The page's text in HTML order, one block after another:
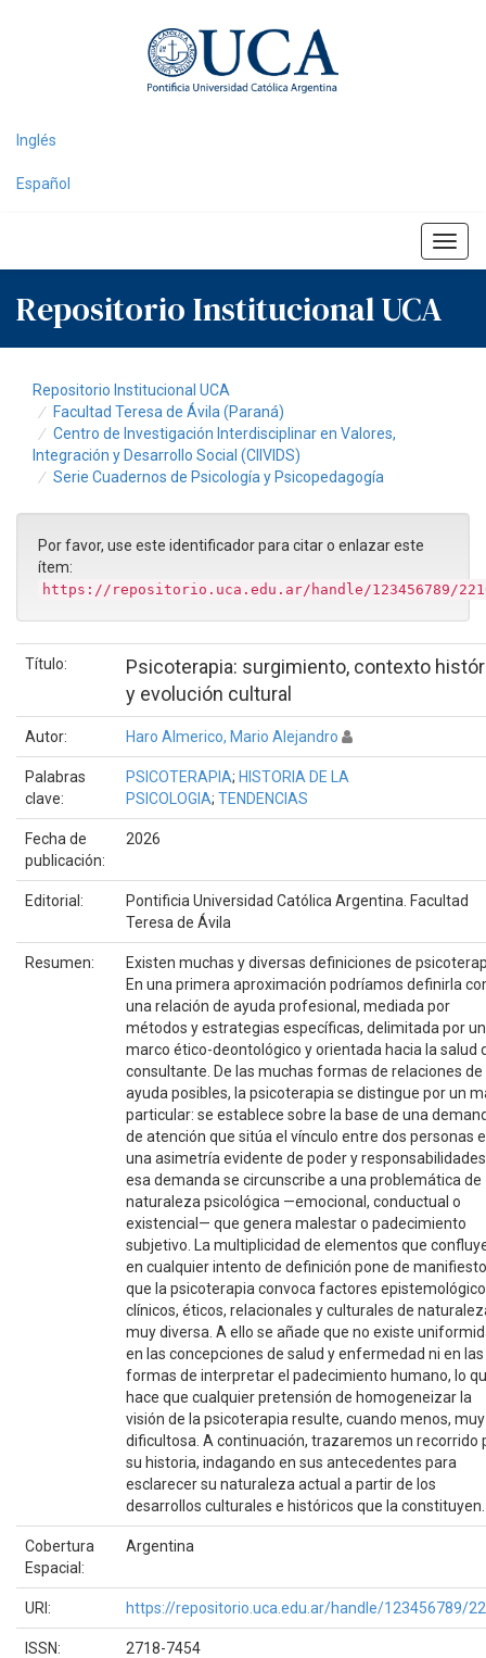
Inglés
Español
Repositorio Institucional UCA
Repositorio Institucional UCA
Facultad Teresa de Ávila (Paraná)
Centro de Investigación Interdisciplinar en Valores,
Integración y Desarrollo Social (CIIVIDS)
Serie Cuadernos de Psicología y Psicopedagogía
Por favor, use este identificador para citar o enlazar este
ítem:
https://repositorio.uca.edu.ar/handle/123456789/
Título:
Psicoterapia: surgimiento, contexto
y evolución cultural
Autor: Haro Almerico, Mario Alejandro
Palabras
clave:
PSICOTERAPIA; HISTORIA DE LA
PSICOLOGIA; TENDENCIAS
Fecha de
publicación:
2026
Editorial:
Pontificia Universidad Católica Argentina. Facultad
Teresa de Ávila
Resumen:
Existen muchas y diversas definiciones de
En una primera aproximación podríamos definirla
una relación de ayuda profesional, mediada por
métodos y estrategias específicas, delimitada por un
marco ético-deontológico y orientada hacia la salud
consultante. De las muchas formas de relaciones de
ayuda posibles, la psicoterapia se distingue por un
particular: se establece sobre la base de una
de atención que sitúa el vínculo entre dos personas
una asimetría evidente de poder y
esa demanda se circunscribe a una problemática de
naturaleza psicológica —emocional, conductual o
existencial— que genera malestar o padecimiento
subjetivo. La multiplicidad de elementos que
en cualquier intento de definición pone de manifiesto
que la psicoterapia convoca factores
clínicos, éticos, relacionales y culturales de
muy diversa. A ello se añade que no existe
en las concepciones de salud y enfermedad ni en las
formas de interpretar el padecimiento humano, lo
hace que cualquier pretensión de homogeneizar la
visión de la psicoterapia resulte, cuando menos, muy
dificultosa. A continuación, trazaremos un recorrido
su historia, indagando en sus antecedentes para
esclarecer su naturaleza actual a partir de los
desarrollos culturales e históricos que la constituyen.
Cobertura
Espacial:
Argentina
URI: https://repositorio.uca.edu.ar/handle/123456789/
ISSN: 2718-7454